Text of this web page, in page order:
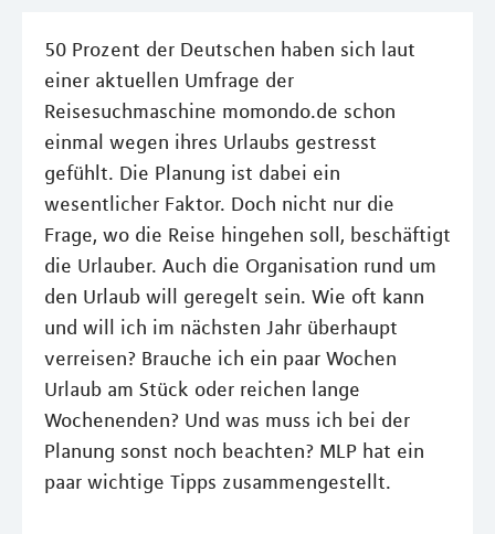
50 Prozent der Deutschen haben sich laut
einer aktuellen Umfrage der
Reisesuchmaschine momondo.de schon
einmal wegen ihres Urlaubs gestresst
gefühlt. Die Planung ist dabei ein
wesentlicher Faktor. Doch nicht nur die
Frage, wo die Reise hingehen soll, beschäftigt
die Urlauber. Auch die Organisation rund um
den Urlaub will geregelt sein. Wie oft kann
und will ich im nächsten Jahr überhaupt
verreisen? Brauche ich ein paar Wochen
Urlaub am Stück oder reichen lange
Wochenenden? Und was muss ich bei der
Planung sonst noch beachten? MLP hat ein
paar wichtige Tipps zusammengestellt.